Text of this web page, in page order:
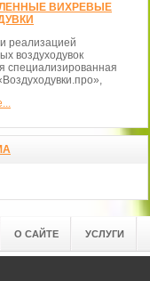
ВИХРЕВЫЕ
реализацией
воздуходувок
специализированная
О САЙТЕ УСЛУГИ